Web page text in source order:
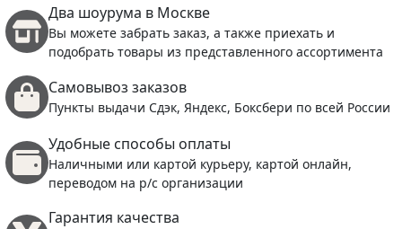
Два шоурума в Москве
Вы можете забрать заказ, а также приехать и
подобрать товары из представленного ассортимента
Самовывоз заказов
Пункты выдачи Сдэк, Яндекс, Боксбери по всей России
Удобные способы оплаты
Наличными или картой курьеру, картой онлайн,
переводом на р/с организации
Гарантия качества